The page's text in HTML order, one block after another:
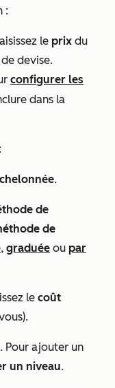
:
le prix du
devise.
configurer les
dans la
.
de
de
, graduée ou par
le coût
Pour ajouter un
un niveau.